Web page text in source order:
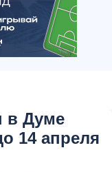
в Думе
14 апреля